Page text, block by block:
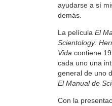
ayudarse a sí
demás.
La película El
Scientology:
Vida contiene
cada uno una
general de uno
El Manual de
Con la